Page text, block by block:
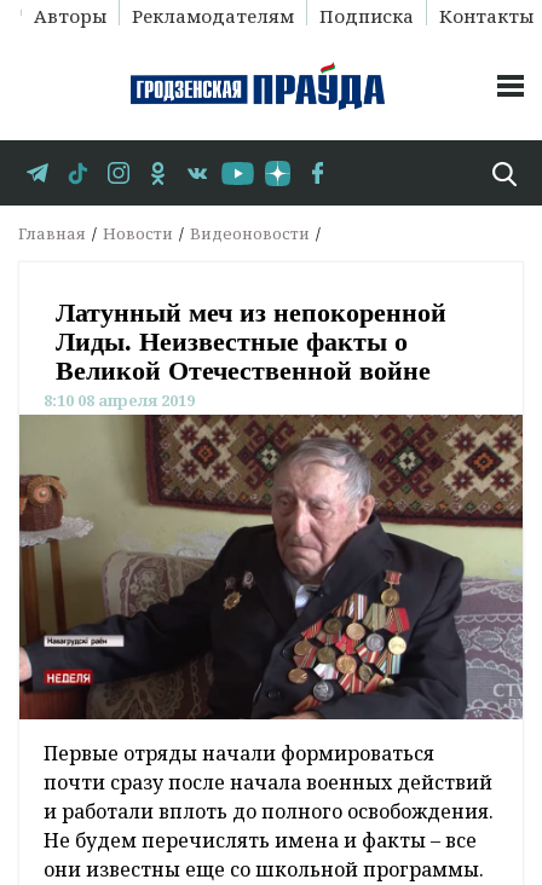
Авторы Рекламодателям Подписка Контакты
Главная Новости Видеоновости
Латунный меч из непокоренной
Лиды. Неизвестные факты о
Великой Отечественной войне
8:10 08 апреля 2019
Первые отряды начали формироваться
почти сразу после начала военных действий
и работали вплоть до полного освобождения.
Не будем перечислять имена и факты – все
они известны еще со школьной программы.